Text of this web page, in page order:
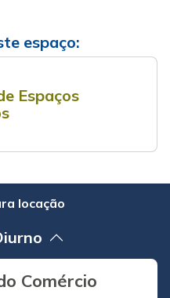
espaço:
Espaços
locação
Comércio